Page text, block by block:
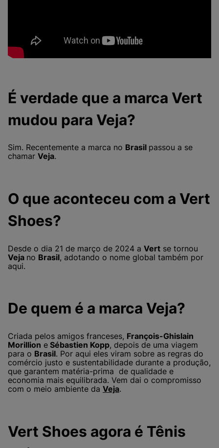
É verdade que a marca Vert
mudou para Veja?
Sim. Recentemente a marca no Brasil passou a se
chamar Veja.
O que aconteceu com a Vert
Shoes?
Desde o dia 21 de março de 2024 a Vert se tornou
Veja no Brasil, adotando o nome global também por
aqui.
De quem é a marca Veja?
Criada pelos amigos franceses, François-Ghislain
Morillion e Sébastien Kopp, depois de uma viagem
para o Brasil. Por aqui eles viram sobre as regras do
comércio justo e sustentabilidade durante a produção,
que garantem matéria-prima de qualidade e
economia mais equilibrada. Vem dai o compromisso
com o meio ambiente da Veja.
Vert Shoes agora é Tênis